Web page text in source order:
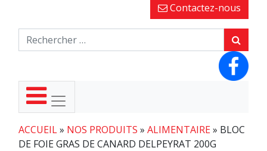
Contactez-nous
ACCUEIL» NOS PRODUITS » ALIMENTAIRE» BLOC
DE FOIE GRAS DE CANARD DELPEYRAT 200G